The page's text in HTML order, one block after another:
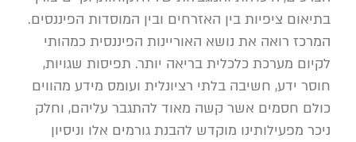
בתיאום ציפיות בין האזרחים ובין המוסדות הפיננסים.
המרכז רואה את נושא האוריינות הפיננסית כמהותי
לקיום מערכת כלכלית בריאה יותר. תפיסות שגויות,
חוסר ידע, חשיבה בלתי רציונלית ועומס מידע מהווים
כולם חסמים אשר קשה מאוד להתגבר עליהם, וחלק
ניכר מפעילותינו מוקדש להבנת גורמים אלו וניסיון